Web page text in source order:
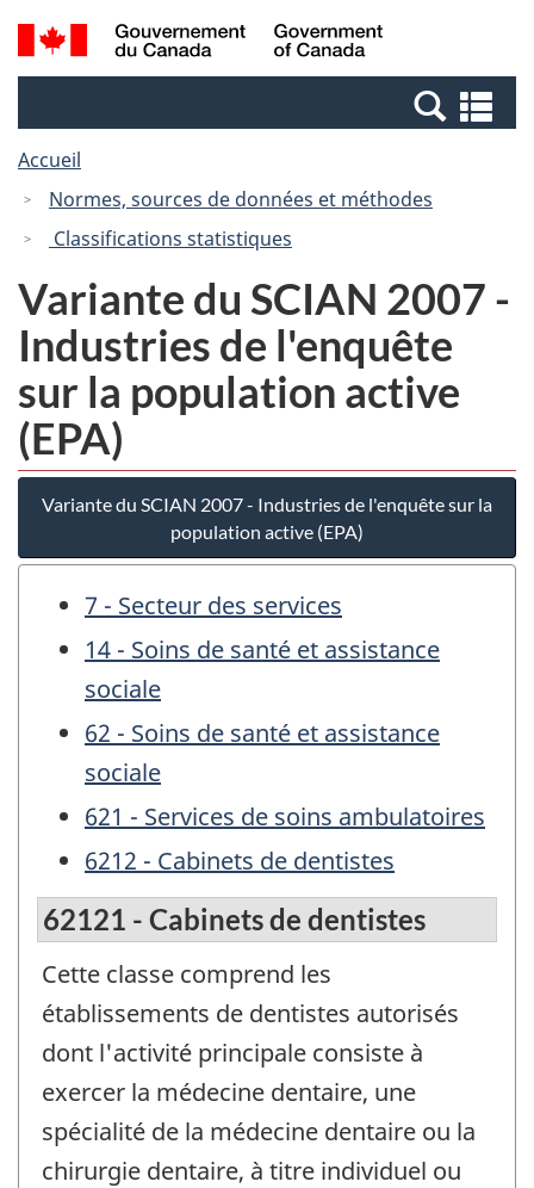
Passer
au
Passer
à
Canada
Recherche
et
et
Accueil
Normes, sources de données et méthodes
Classifications statistiques
Variante du SCIAN 2007 -
Industries de l'enquête
sur la population active
(EPA)
Variante du SCIAN 2007 - Industries de l'enquête sur la
population active (EPA)
7 - Secteur des services
14 - Soins de santé et assistance
sociale
62 - Soins de santé et assistance
sociale
621 - Services de soins ambulatoires
6212 - Cabinets de dentistes
62121 - Cabinets de dentistes
Cette classe comprend les
établissements de dentistes autorisés
dont l'activité principale consiste à
exercer la médecine dentaire, une
spécialité de la médecine dentaire ou la
chirurgie dentaire, à titre individuel ou